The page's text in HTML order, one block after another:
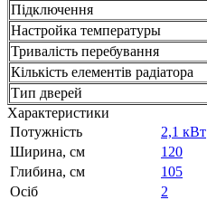
Підключення
Настройка температуры
Тривалість перебування
Кількість елементів радіатора
Тип дверей
Характеристики
Потужність
2,1 кВт
Ширина, см
120
Глибина, см
105
Осіб
2